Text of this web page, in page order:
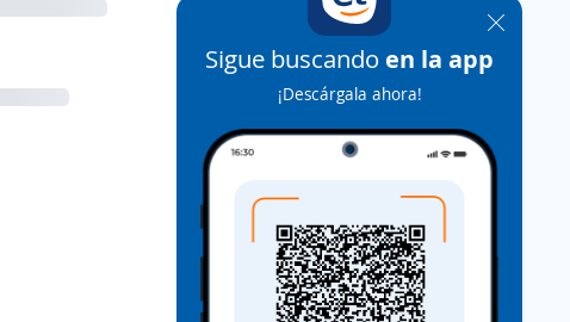
Sigue buscando en la app
¡Descárgala ahora!